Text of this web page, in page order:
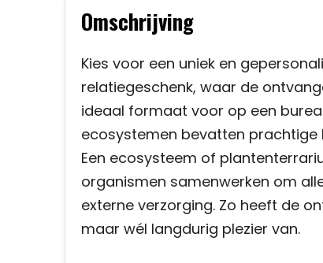
Omschrijving
Kies voor een uniek en
relatiegeschenk, waar de
ideaal formaat voor op een
ecosystemen bevatten prachtige
Een ecosysteem of
organismen samenwerken om
externe verzorging. Zo heeft de
maar wél langdurig plezier van.